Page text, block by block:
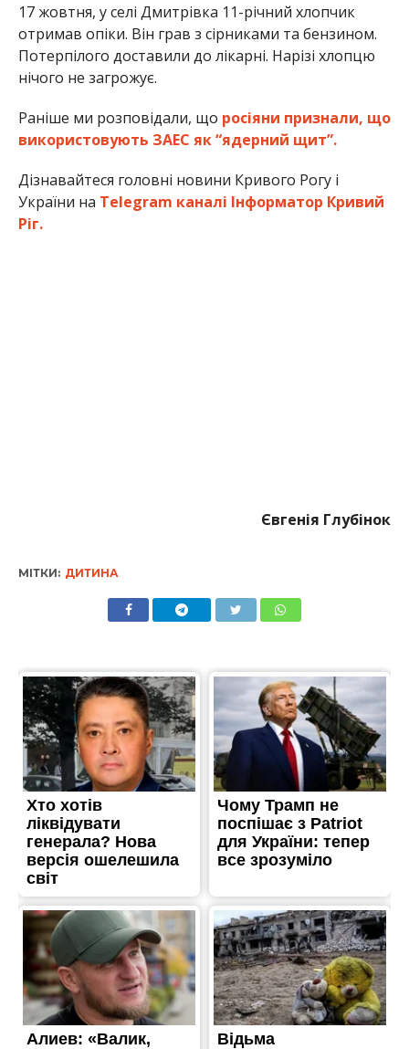
17 жовтня, у селі Дмитрівка 11-річний хлопчик
отримав опіки. Він грав з сірниками та бензином.
Потерпілого доставили до лікарні. Нарізі хлопцю
нічого не загрожує.
Раніше ми розповідали, що росіяни признали, що
використовують ЗАЕС як “ядерний щит”.
Дізнавайтеся головні новини Кривого Рогу і
України на Telegram каналі Інформатор Кривий
Ріг.
Євгенія Глубінок
МІТКИ: ДИТИНА